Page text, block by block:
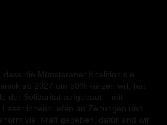
dass die Münsteraner Koalition die
ab 2027 um 50% kürzen will, hat
der Solidarität aufgebaut – mit
an Zeitungen und
viel Kraft gegeben, dafür sind wir